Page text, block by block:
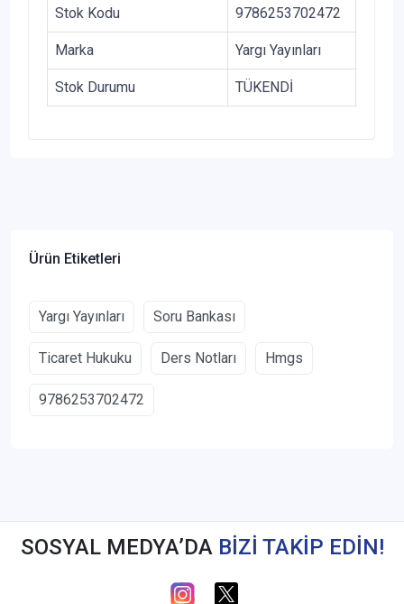
Stok Kodu 9786253702472
Marka Yargı Yayınları
Stok Durumu TÜKENDİ
Ürün Etiketleri
Yargı Yayınları Soru Bankası
Ticaret Hukuku Ders Notları Hmgs
9786253702472
SOSYAL MEDYA’DA BİZİ TAKİP EDİN!